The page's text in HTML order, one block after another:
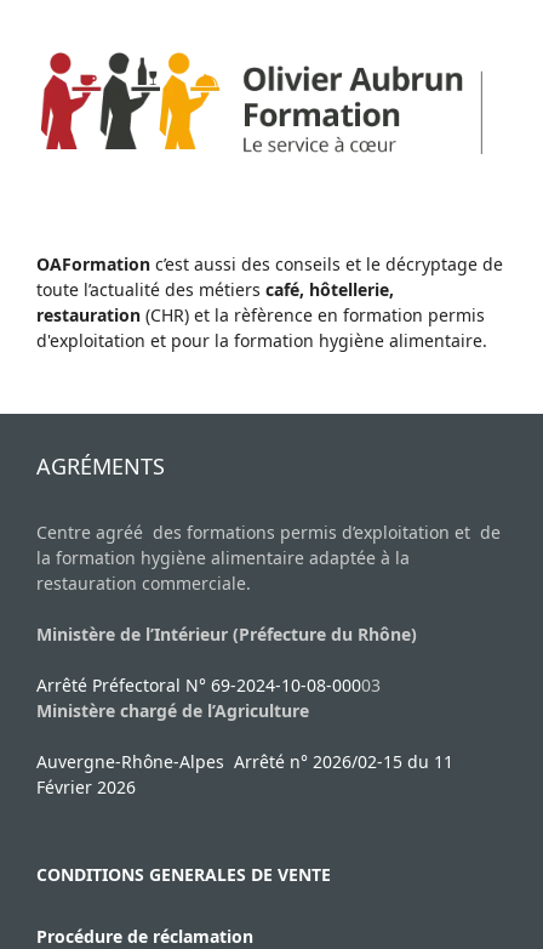
OAFormation c’est aussi des conseils et le décryptage de
toute l’actualité des métiers café, hôtellerie,
restauration (CHR) et la rèfèrence en formation permis
d'exploitation et pour la formation hygiène alimentaire.
AGRÉMENTS
Centre agréé des formations permis d’exploitation et de
la formation hygiène alimentaire adaptée à la
restauration commerciale.
Ministère de l’Intérieur (Préfecture du Rhône)
Arrêté Préfectoral N° 69-2024-10-08-00003
Ministère chargé de l’Agriculture
Auvergne-Rhône-Alpes Arrêté n° 2026/02-15 du 11
Février 2026
CONDITIONS GENERALES DE VENTE
Procédure de réclamation